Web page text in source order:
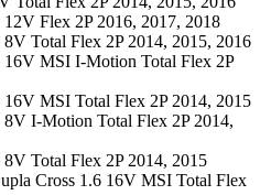
Flex 2P 2016, 2017, 2018
Total Flex 2P 2014, 2015, 2016
MSI I-Motion Total Flex 2P
MSI Total Flex 2P 2014, 2015
I-Motion Total Flex 2P 2014,
Total Flex 2P 2014, 2015
Cross 1.6 16V MSI Total Flex